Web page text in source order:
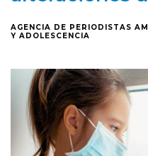
AGENCIA DE PERIODISTAS
Y ADOLESCENCIA